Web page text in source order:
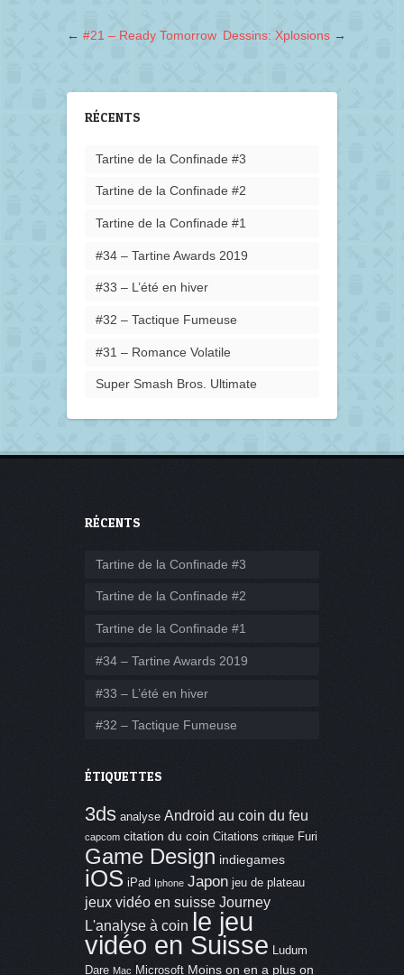
← #21 – Ready Tomorrow Dessins: Xplosions →
RÉCENTS
Tartine de la Confinade #3
Tartine de la Confinade #2
Tartine de la Confinade #1
#34 – Tartine Awards 2019
#33 – L’été en hiver
#32 – Tactique Fumeuse
#31 – Romance Volatile
Super Smash Bros. Ultimate
RÉCENTS
Tartine de la Confinade #3
Tartine de la Confinade #2
Tartine de la Confinade #1
#34 – Tartine Awards 2019
#33 – L’été en hiver
#32 – Tactique Fumeuse
ÉTIQUETTES
3ds analyse Android au coin du feu
capcom citation du coin Citations critique Furi
Game Design indiegames
iOS iPad Iphone Japon jeu de plateau
jeux vidéo en suisse Journey
L'analyse à coin
le jeu
vidéo en Suisse Ludum
Dare Mac Microsoft Moins on en a plus on